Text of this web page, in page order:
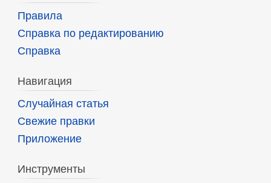
Правила
Справка по редактированию
Справка
Навигация
Случайная статья
Свежие правки
Приложение
Инструменты